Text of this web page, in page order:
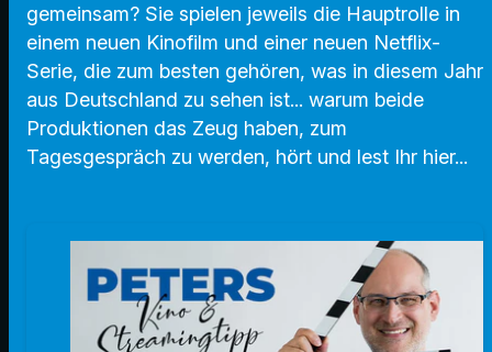
gemeinsam? Sie spielen jeweils die Hauptrolle in
einem neuen Kinofilm und einer neuen Netflix-
Serie, die zum besten gehören, was in diesem Jahr
aus Deutschland zu sehen ist... warum beide
Produktionen das Zeug haben, zum
Tagesgespräch zu werden, hört und lest Ihr hier...